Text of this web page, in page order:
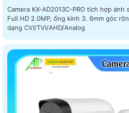
Camera KX-AD2013C-PRO tích hợp
Full HD 2.0MP, ống kính 3. 6mm góc
dạng CVI/TVI/AHD/Analog